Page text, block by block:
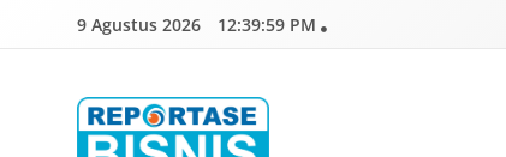
9 Agustus 2026 12:40:01 PM